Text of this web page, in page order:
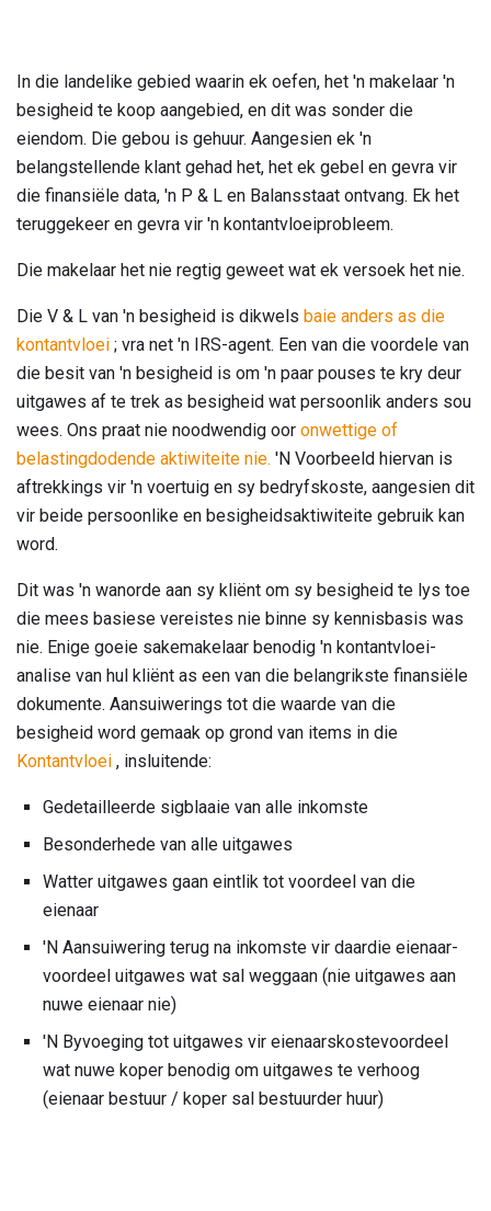
In die landelike gebied waarin ek oefen, het 'n makelaar 'n
besigheid te koop aangebied, en dit was sonder die
eiendom. Die gebou is gehuur. Aangesien ek 'n
belangstellende klant gehad het, het ek gebel en gevra vir
die finansiële data, 'n P & L en Balansstaat ontvang. Ek het
teruggekeer en gevra vir 'n kontantvloeiprobleem.
Die makelaar het nie regtig geweet wat ek versoek het nie.
Die V & L van 'n besigheid is dikwels baie anders as die
kontantvloei ; vra net 'n IRS-agent. Een van die voordele van
die besit van 'n besigheid is om 'n paar pouses te kry deur
uitgawes af te trek as besigheid wat persoonlik anders sou
wees. Ons praat nie noodwendig oor onwettige of
belastingdodende aktiwiteite nie. 'N Voorbeeld hiervan is
aftrekkings vir 'n voertuig en sy bedryfskoste, aangesien dit
vir beide persoonlike en besigheidsaktiwiteite gebruik kan
word.
Dit was 'n wanorde aan sy kliënt om sy besigheid te lys toe
die mees basiese vereistes nie binne sy kennisbasis was
nie. Enige goeie sakemakelaar benodig 'n kontantvloei-
analise van hul kliënt as een van die belangrikste finansiële
dokumente. Aansuiwerings tot die waarde van die
besigheid word gemaak op grond van items in die
Kontantvloei , insluitende:
Gedetailleerde sigblaaie van alle inkomste
Besonderhede van alle uitgawes
Watter uitgawes gaan eintlik tot voordeel van die
eienaar
'N Aansuiwering terug na inkomste vir daardie eienaar-
voordeel uitgawes wat sal weggaan (nie uitgawes aan
nuwe eienaar nie)
'N Byvoeging tot uitgawes vir eienaarskostevoordeel
wat nuwe koper benodig om uitgawes te verhoog
(eienaar bestuur / koper sal bestuurder huur)